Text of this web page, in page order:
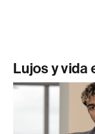
Lujos y vida